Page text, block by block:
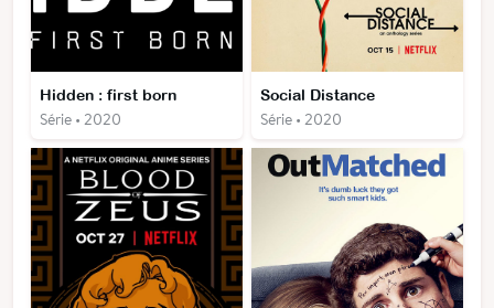
Hidden : first born
Série • 2020
Social Distance
Série • 2020